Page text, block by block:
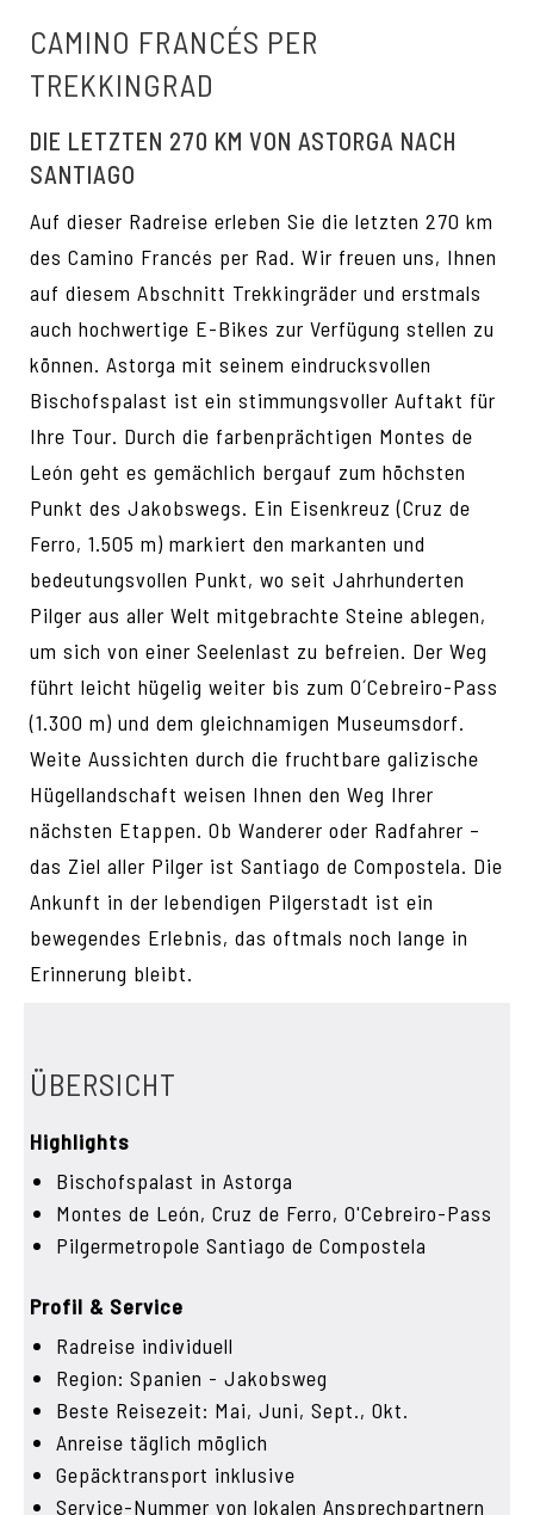
CAMINO FRANCÉS PER
TREKKINGRAD
DIE LETZTEN 270 KM VON ASTORGA NACH
SANTIAGO
Auf dieser Radreise erleben Sie die letzten 270 km
des Camino Francés per Rad. Wir freuen uns, Ihnen
auf diesem Abschnitt Trekkingräder und erstmals
auch hochwertige E-Bikes zur Verfügung stellen zu
können. Astorga mit seinem eindrucksvollen
Bischofspalast ist ein stimmungsvoller Auftakt für
Ihre Tour. Durch die farbenprächtigen Montes de
León geht es gemächlich bergauf zum höchsten
Punkt des Jakobswegs. Ein Eisenkreuz (Cruz de
Ferro, 1.505 m) markiert den markanten und
bedeutungsvollen Punkt, wo seit Jahrhunderten
Pilger aus aller Welt mitgebrachte Steine ablegen,
um sich von einer Seelenlast zu befreien. Der Weg
führt leicht hügelig weiter bis zum O´Cebreiro-Pass
(1.300 m) und dem gleichnamigen Museumsdorf.
Weite Aussichten durch die fruchtbare galizische
Hügellandschaft weisen Ihnen den Weg Ihrer
nächsten Etappen. Ob Wanderer oder Radfahrer –
das Ziel aller Pilger ist Santiago de Compostela. Die
Ankunft in der lebendigen Pilgerstadt ist ein
bewegendes Erlebnis, das oftmals noch lange in
Erinnerung bleibt.
ÜBERSICHT
Highlights
Bischofspalast in Astorga
Montes de León, Cruz de Ferro, O'Cebreiro-Pass
Pilgermetropole Santiago de Compostela
Profil & Service
Radreise individuell
Region: Spanien - Jakobsweg
Beste Reisezeit: Mai, Juni, Sept., Okt.
Anreise täglich möglich
Gepäcktransport inklusive
Service-Nummer von lokalen Ansprechpartnern